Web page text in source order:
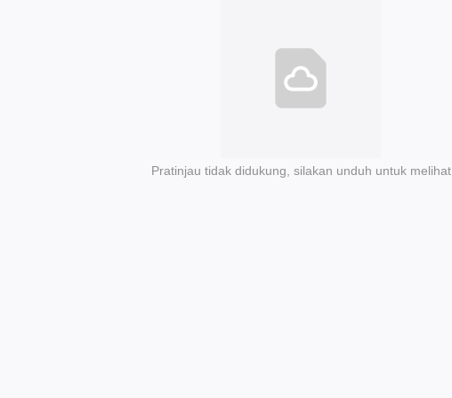
Pratinjau tidak didukung, silakan unduh untuk melihat